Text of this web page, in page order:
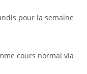
pour la semaine
cours normal via